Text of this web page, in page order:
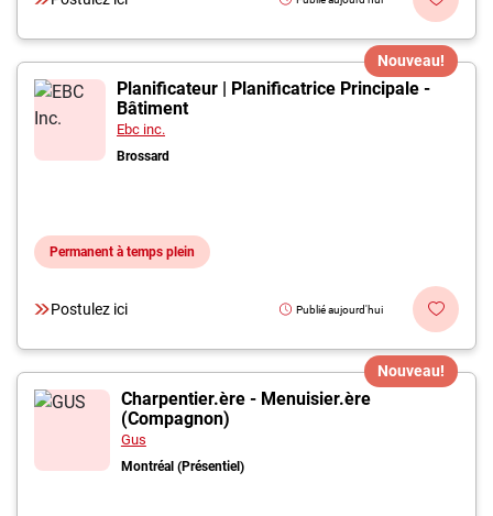
Nouveau!
Planificateur | Planificatrice Principale -
Bâtiment
Ebc inc.
Brossard
Permanent à temps plein
Postulez ici Publié aujourd'hui
Nouveau!
Charpentier.ère - Menuisier.ère
(Compagnon)
Gus
Montréal (Présentiel)